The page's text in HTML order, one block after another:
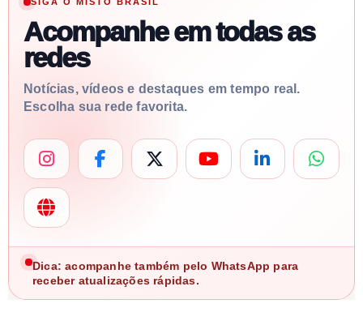
Acompanhe em todas as
redes
Notícias, vídeos e destaques em tempo real.
Escolha sua rede favorita.
Dica: acompanhe também pelo WhatsApp para
receber atualizações rápidas.